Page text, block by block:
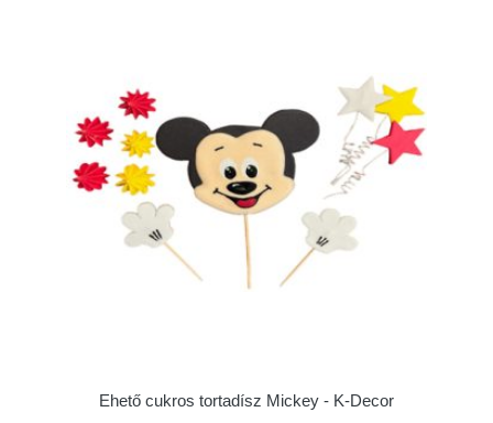
Ehető cukros tortadísz Mickey - K-Decor